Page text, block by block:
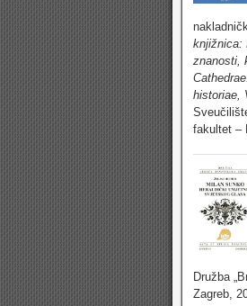
knjižnica:
znanosti,
historiae,
fakultet –
Družba
Zagreb,